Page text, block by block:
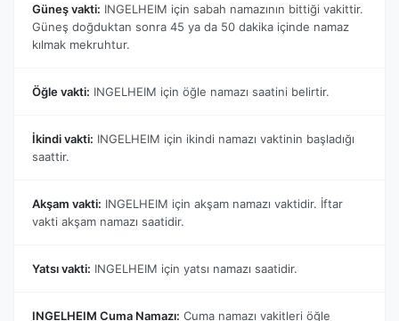
Güneş vakti: INGELHEIM için sabah namazının bittiği vakittir.
Güneş doğduktan sonra 45 ya da 50 dakika içinde namaz
kılmak mekruhtur.
Öğle vakti: INGELHEIM için öğle namazı saatini belirtir.
İkindi vakti: INGELHEIM için ikindi namazı vaktinin başladığı
saattir.
Akşam vakti: INGELHEIM için akşam namazı vaktidir. İftar
vakti akşam namazı saatidir.
Yatsı vakti: INGELHEIM için yatsı namazı saatidir.
INGELHEIM Cuma Namazı: Cuma namazı vakitleri öğle